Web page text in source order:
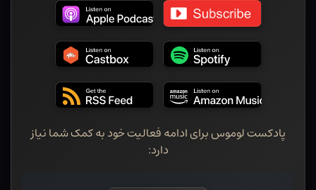
پادکست لوموس برای ادامه فعالیت خود به کمک شما نیاز
دارد: